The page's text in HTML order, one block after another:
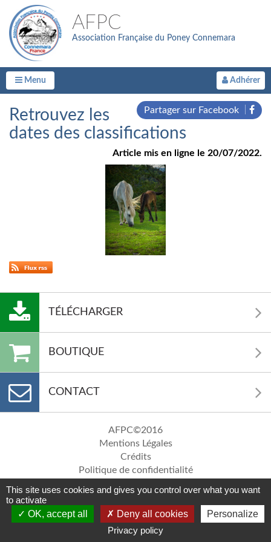
AFPC
Association Française du Poney Connemara
Menu Adhérer
Partager sur Facebook
Retrouvez les
dates des classifications
Article mis en ligne le 20/07/2022.
TÉLÉCHARGER
BOUTIQUE
CONTACT
AFPC©2016
Mentions Légales
Crédits
Politique de confidentialité
This site uses cookies and gives you control over what you want
to activate
OK, accept all
Deny all cookies
Personalize
Privacy policy